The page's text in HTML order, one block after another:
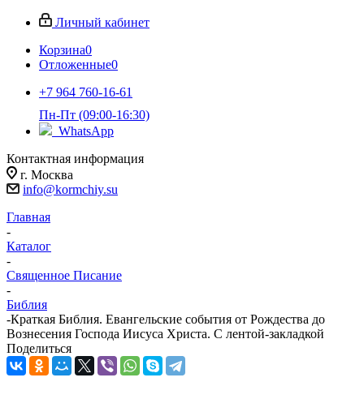
Личный кабинет
Корзина0
Отложенные0
+7 964 760-16-61
Пн-Пт (09:00-16:30)
WhatsApp
Контактная информация
г. Москва
info@kormchiy.su
Главная
-
Каталог
-
Священное Писание
-
Библия
-Краткая Библия. Евангельские события от Рождества до
Вознесения Господа Иисуса Христа. С лентой-закладкой
Поделиться